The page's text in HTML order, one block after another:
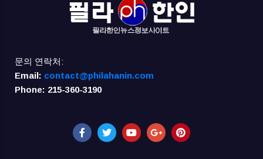
문의 연락처:
Email: contact@philahanin.com
Phone: 215-360-3190